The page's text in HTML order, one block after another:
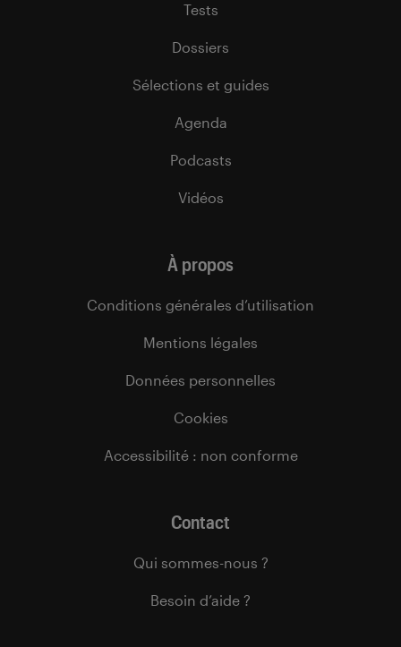
Tests
Dossiers
Sélections et guides
Agenda
Podcasts
Vidéos
À propos
Conditions générales d’utilisation
Mentions légales
Données personnelles
Cookies
Accessibilité : non conforme
Contact
Qui sommes-nous ?
Besoin d’aide ?